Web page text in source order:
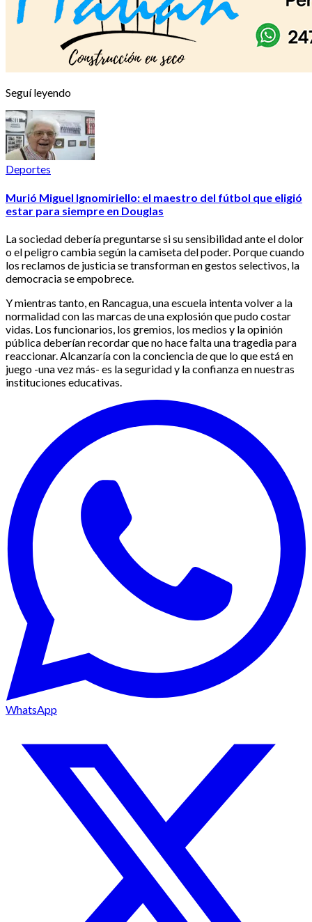
Seguí leyendo
Deportes
Murió Miguel Ignomiriello: el maestro del fútbol que eligió
estar para siempre en Douglas
La sociedad debería preguntarse si su sensibilidad ante el dolor
o el peligro cambia según la camiseta del poder. Porque cuando
los reclamos de justicia se transforman en gestos selectivos, la
democracia se empobrece.
Y mientras tanto, en Rancagua, una escuela intenta volver a la
normalidad con las marcas de una explosión que pudo costar
vidas. Los funcionarios, los gremios, los medios y la opinión
pública deberían recordar que no hace falta una tragedia para
reaccionar. Alcanzaría con la conciencia de que lo que está en
juego -una vez más- es la seguridad y la confianza en nuestras
instituciones educativas.
WhatsApp